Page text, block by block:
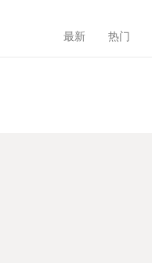
最新 热门